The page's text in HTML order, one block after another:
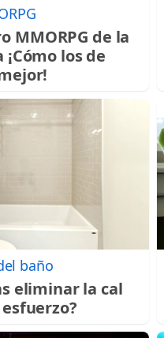
MMORPG de la
los de
baño
eliminar la cal